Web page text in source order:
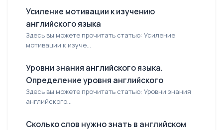
Усиление мотивации к изучению
английского языка
Здесь вы можете прочитать статью: Усиление
мотивации к изуче...
Уровни знания английского языка.
Определение уровня английского
Здесь вы можете прочитать статью: Уровни знания
английского...
Сколько слов нужно знать в английском